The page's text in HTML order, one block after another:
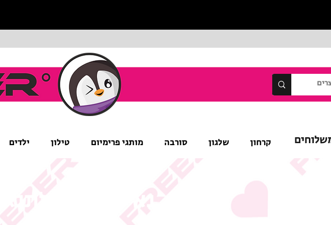
קרחון שלגון סורבה מותגי פרימיום טילון ילדים
נא לשים לב